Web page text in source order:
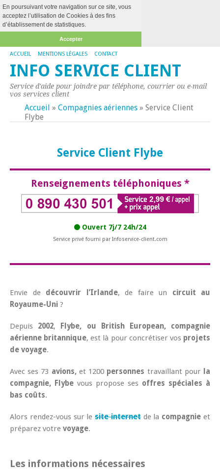
En poursuivant votre navigation sur ce site, vous
acceptez l’utilisation de Cookies à des fins
d’établissement de statistiques.
Accepter
ACCUEIL MENTIONS LÉGALES CONTACT
INFO SERVICE CLIENT
Service d'aide pour joindre par téléphone, courrier ou e-mail
vos services client
Accueil » Compagnies aériennes » Service Client
Flybe
Service Client Flybe
Renseignements téléphoniques *
Ouvert 7j/7 24h/24
Service privé fourni par Infoservice-client.com
Envie de découvrir l’Irlande, de faire un circuit au
Royaume-Uni ?
Depuis 2002, Flybe, ou British European,
compagnie
aérienne britannique, est là pour concrétiser vos projets
de voyage.
Avec ses 73 avions,et 1200 personnes travaillant pour
la
compagnie, Flybe vous propose ses offres spéciales à
bas coûts.
Alors rendez-vous sur lesite internetde la compagnie et
préparez votre voyage.
Les informations nécessaires